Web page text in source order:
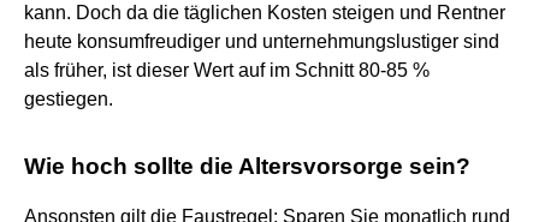
kann. Doch da die täglichen Kosten steigen und Rentner
heute konsumfreudiger und unternehmungslustiger sind
als früher, ist dieser Wert auf im Schnitt 80-85 %
gestiegen.
Wie hoch sollte die Altersvorsorge sein?
Ansonsten gilt die Faustregel: Sparen Sie monatlich rund